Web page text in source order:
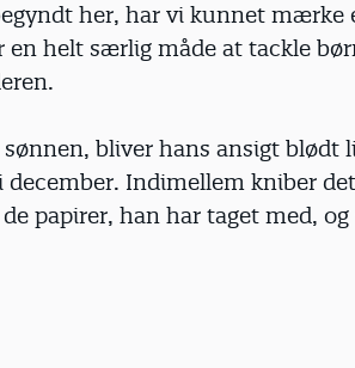
her, har vi kunnet mærke
en helt særlig måde at tackle
bliver hans ansigt blødt
december. Indimellem kniber
papirer, han har taget med,